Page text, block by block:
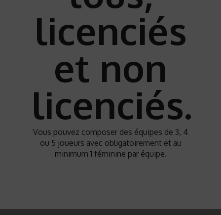
licenciés
et non
licenciés.
Vous pouvez composer des équipes de 3, 4
ou 5 joueurs avec obligatoirement et au
minimum 1 féminine par équipe.